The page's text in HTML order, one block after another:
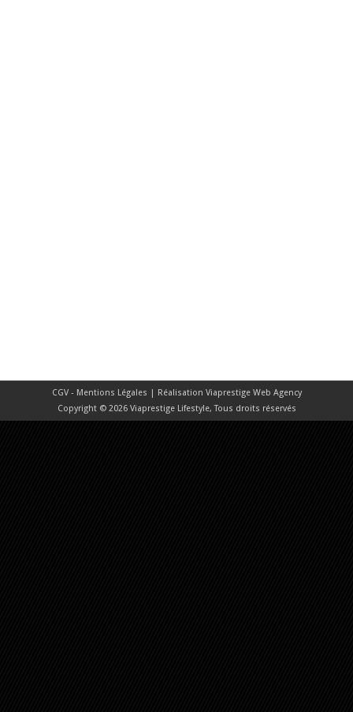
CGV - Mentions Légales | Réalisation Viaprestige Web Agency
Copyright © 2026 Viaprestige Lifestyle, Tous droits réservés